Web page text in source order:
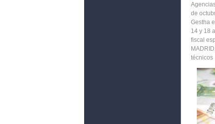
de
Gestha
14 y 18
fiscal
técnicos